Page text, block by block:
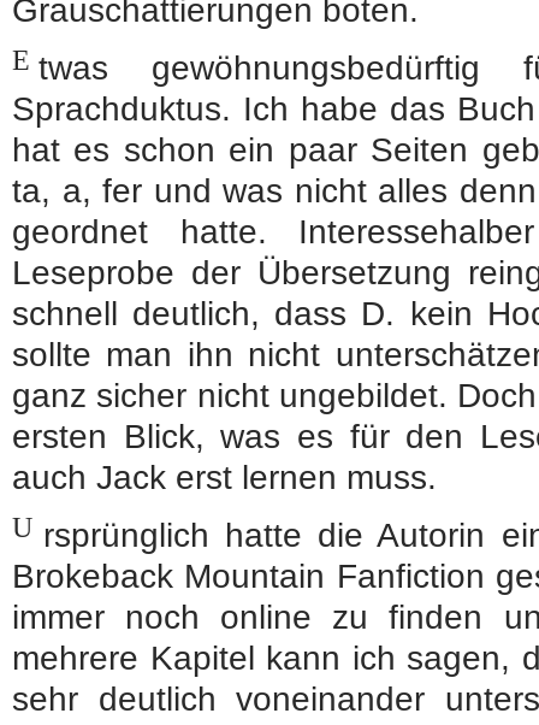
Grauschattierungen boten.
E twas
Sprachduktus. Ich habe das
hat es schon ein paar Seiten
ta, a, fer und was nicht alles
geordnet hatte.
Leseprobe der Übersetzung
schnell deutlich, dass D. kein
sollte man ihn nicht
ganz sicher nicht ungebildet.
ersten Blick, was es für den
auch Jack erst lernen muss.
U rsprünglich hatte die Autorin
Brokeback Mountain Fanfiction
immer noch online zu finden
mehrere Kapitel kann ich sagen,
sehr deutlich voneinander